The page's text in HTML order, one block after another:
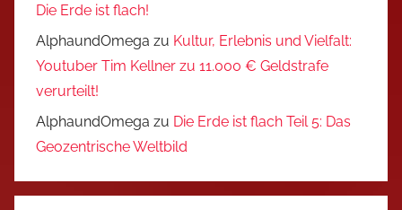
Die Erde ist flach!
AlphaundOmega zu Kultur, Erlebnis und Vielfalt:
Youtuber Tim Kellner zu 11.000 € Geldstrafe
verurteilt!
AlphaundOmega zu Die Erde ist flach Teil 5: Das
Geozentrische Weltbild